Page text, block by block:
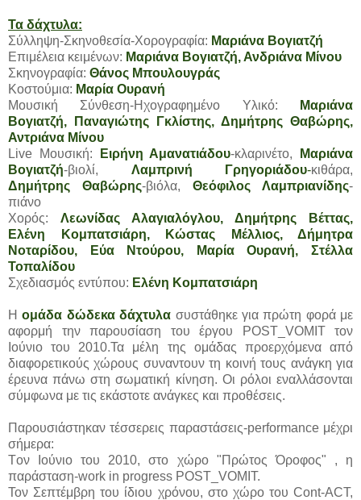
Τα δάχτυλα:
Σύλληψη-Σκηνοθεσία-Χορογραφία: Μαριάνα Βογιατζή
Επιμέλεια κειμένων: Μαριάνα Βογιατζή, Ανδριάνα Μίνου
Σκηνογραφία: Θάνος Μπουλουγράς
Κοστούμια: Μαρία Ουρανή
Μουσική Σύνθεση-Ηχογραφημένο Υλικό:
Μαριάνα
Βογιατζή, Παναγιώτης Γκλίστης, Δημήτρης Θαβώρης,
Αντριάνα Μίνου
Live Μουσική:
Ειρήνη Αμανατιάδου-κλαρινέτο,
Μαριάνα
Βογιατζή-βιολί, Λαμπρινή Γρηγοριάδου-κιθάρα,
Δημήτρης Θαβώρης-βιόλα, Θεόφιλος Λαμπριανίδης-
πιάνο
Χορός: Λεωνίδας Αλαγιαλόγλου, Δημήτρης Βέττας,
Ελένη Κομπατσιάρη, Κώστας Μέλλιος, Δήμητρα
Νοταρίδου, Εύα Ντούρου, Μαρία Ουρανή, Στέλλα
Τοπαλίδου
Σχεδιασμός εντύπου: Ελένη Κομπατσιάρη
Ηομάδα δώδεκα δάχτυλα συστάθηκε για πρώτη φορά με
αφορμή την παρουσίαση του έργου POST_VOMIT τον
Ιούνιο του 2010.Τα μέλη της ομάδας προερχόμενα από
διαφορετικούς χώρους συναντουν τη κοινή τους ανάγκη για
έρευνα πάνω στη σωματική κίνηση. Οι ρόλοι εναλλάσονται
σύμφωνα με τις εκάστοτε ανάγκες και προθέσεις.
Παρουσιάστηκαν τέσσερεις παραστάσεις-performance μέχρι
σήμερα:
Tον Ιούνιο του 2010, στο χώρο "Πρώτος Όροφος" , η
παράσταση-work in progress POST_VOMIT.
Τον Σεπτέμβρη του ίδιου χρόνου, στο χώρο του Cont-ACT,